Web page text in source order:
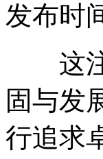
发布时
这注
固与发
行追求